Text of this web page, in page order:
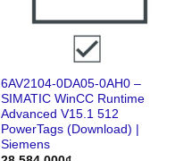
6AV2104-0DA05-0AH0 –
SIMATIC WinCC Runtime
Advanced V15.1 512
PowerTags (Download) |
Siemens